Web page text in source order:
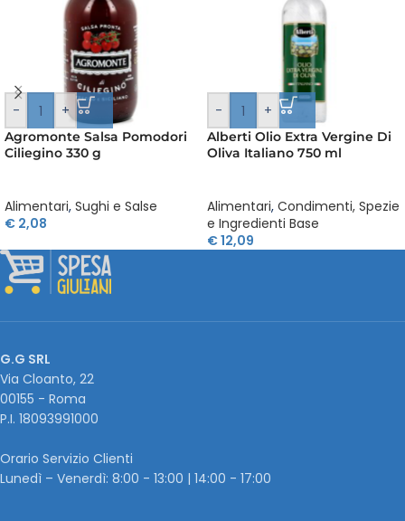
- +
Agromonte Salsa Pomodori
Ciliegino 330 g
Alimentari, Sughi e Salse
€ 2,08
- +
Alberti Olio Extra Vergine Di
Oliva Italiano 750 ml
Alimentari, Condimenti, Spezie
e Ingredienti Base
€12,09
G.G SRL
Via Cloanto, 22
00155 - Roma
P.I. ‭18093991000
Orario Servizio Clienti
Lunedì – Venerdì: 8:00 - 13:00 | 14:00 - 17:00